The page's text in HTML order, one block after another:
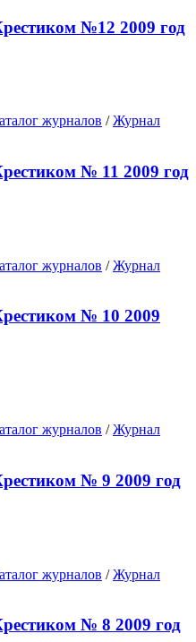
№12 2009 год
журналов /Журнал
№ 11 2009 год
журналов /Журнал
№ 10 2009
журналов /Журнал
№ 9 2009 год
журналов /Журнал
№ 8 2009 год